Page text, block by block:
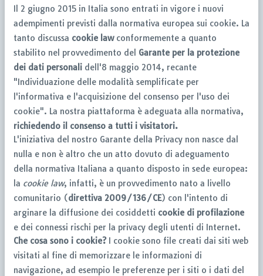
Il 2 giugno 2015 in Italia sono entrati in vigore i nuovi
adempimenti previsti dalla normativa europea sui cookie. La
tanto discussa cookie lawconformemente a quanto
stabilito nel provvedimento del Garante per la protezione
dei dati personali dell'8 maggio 2014, recante
"Individuazione delle modalità semplificate per
l'informativa e l'acquisizione del consenso per l'uso dei
cookie". La nostra piattaforma è adeguata alla normativa,
richiedendo il consenso a tutti i visitatori.
L'iniziativa del nostro Garante della Privacy non nasce dal
nulla e non è altro che un atto dovuto di adeguamento
della normativa Italiana a quanto disposto in sede europea:
la cookie law, infatti, è un provvedimento nato a livello
comunitario (direttiva 2009/136/CE) con l'intento di
arginare la diffusione dei cosiddetti cookie di profilazione
e dei connessi rischi per la privacy degli utenti di Internet.
Che cosa sono i cookie? I cookie sono file creati dai siti web
visitati al fine di memorizzare le informazioni di
navigazione, ad esempio le preferenze per i siti o i dati del